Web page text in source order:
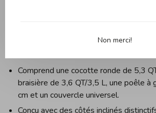
four, ils satisferont toutes vos attentes !
Comprend une cocotte ronde de 5,3
braisière de 3,6 QT/3,5 L, une poêle
cm et un couvercle universel.
Conçu avec des côtés inclinés
Non merci!